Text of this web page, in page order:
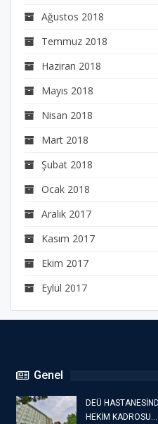
Ağustos 2018
Temmuz 2018
Haziran 2018
Mayıs 2018
Nisan 2018
Mart 2018
Şubat 2018
Ocak 2018
Aralık 2017
Kasım 2017
Ekim 2017
Eylül 2017
Genel
DEÜ
HEKİM KADROSU…